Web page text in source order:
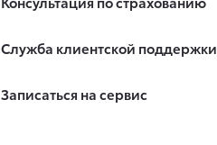
Служба клиентской поддержки
Записаться на сервис